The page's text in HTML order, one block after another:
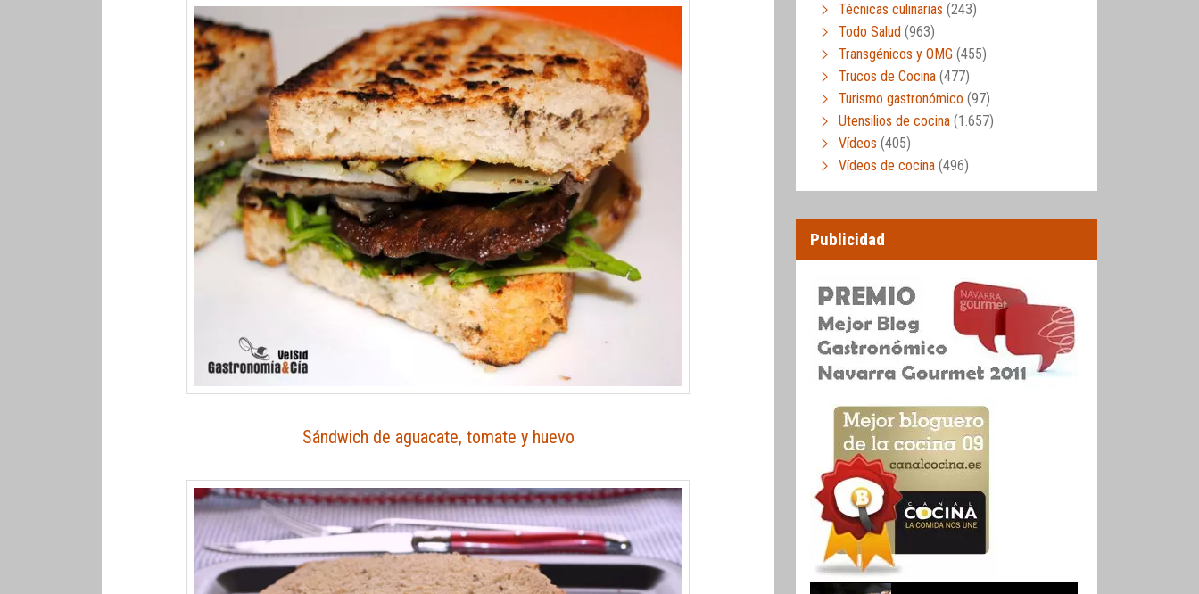
Sándwich de aguacate, tomate y huevo
Técnicas culinarias (243)
Todo Salud (963)
Transgénicos y OMG (455)
Trucos de Cocina (477)
Turismo gastronómico (97)
Utensilios de cocina (1.657)
Vídeos (405)
Vídeos de cocina (496)
Publicidad